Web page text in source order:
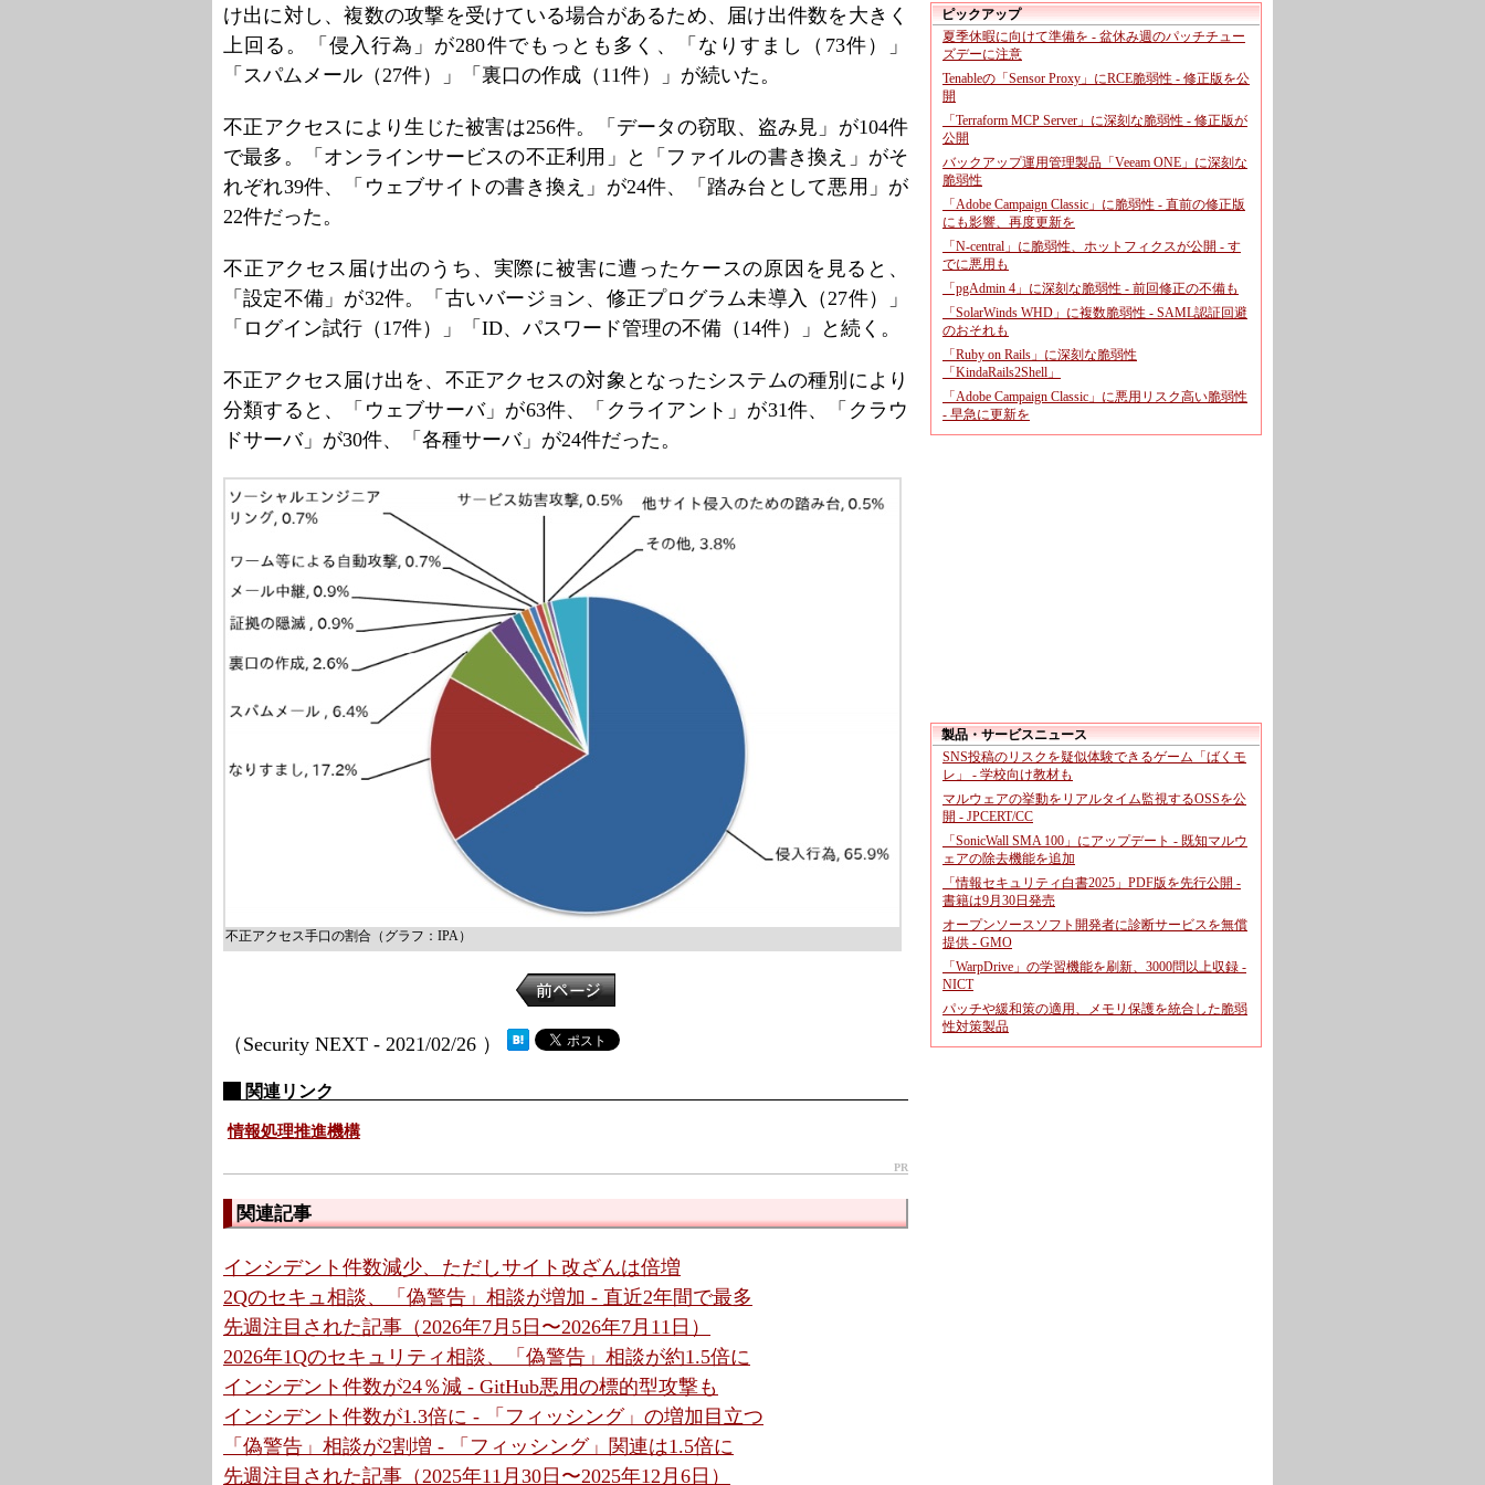
け出に対し、複数の攻撃を受けている場合があるため、届け出件数を大きく
上回る。「侵入行為」が280件でもっとも多く、「なりすまし（73件）」
「スパムメール（27件）」「裏口の作成（11件）」が続いた。
不正アクセスにより生じた被害は256件。「データの窃取、盗み見」が104件
で最多。「オンラインサービスの不正利用」と「ファイルの書き換え」がそ
れぞれ39件、「ウェブサイトの書き換え」が24件、「踏み台として悪用」が
22件だった。
不正アクセス届け出のうち、実際に被害に遭ったケースの原因を見ると、
「設定不備」が32件。「古いバージョン、修正プログラム未導入（27件）」
「ログイン試行（17件）」「ID、パスワード管理の不備（14件）」と続く。
不正アクセス届け出を、不正アクセスの対象となったシステムの種別により
分類すると、「ウェブサーバ」が63件、「クライアント」が31件、「クラウ
ドサーバ」が30件、「各種サーバ」が24件だった。
不正アクセス手口の割合（グラフ：IPA）
（Security NEXT - 2021/02/26 ）
関連リンク
情報処理推進機構
PR
関連記事
インシデント件数減少、ただしサイト改ざんは倍増
2Qのセキュ相談、「偽警告」相談が増加 - 直近2年間で最多
先週注目された記事（2026年7月5日〜2026年7月11日）
2026年1Qのセキュリティ相談、「偽警告」相談が約1.5倍に
インシデント件数が24％減 - GitHub悪用の標的型攻撃も
インシデント件数が1.3倍に - 「フィッシング」の増加目立つ
「偽警告」相談が2割増 - 「フィッシング」関連は1.5倍に
先週注目された記事（2025年11月30日〜2025年12月6日）
ピックアップ
夏季休暇に向けて準備を - 盆休み週のパッチチュー
ズデーに注意
Tenableの「Sensor Proxy」にRCE脆弱性 - 修正版を公
開
「Terraform MCP Server」に深刻な脆弱性 - 修正版が
公開
バックアップ運用管理製品「Veeam ONE」に深刻な
脆弱性
「Adobe Campaign Classic」に脆弱性 - 直前の修正版
にも影響、再度更新を
「N-central」に脆弱性、ホットフィクスが公開 - す
でに悪用も
「pgAdmin 4」に深刻な脆弱性 - 前回修正の不備も
「SolarWinds WHD」に複数脆弱性 - SAML認証回避
のおそれも
「Ruby on Rails」に深刻な脆弱性
「KindaRails2Shell」
「Adobe Campaign Classic」に悪用リスク高い脆弱性
- 早急に更新を
製品・サービスニュース
SNS投稿のリスクを疑似体験できるゲーム「ばくモ
レ」 - 学校向け教材も
マルウェアの挙動をリアルタイム監視するOSSを公
開 - JPCERT/CC
「SonicWall SMA 100」にアップデート - 既知マルウ
ェアの除去機能を追加
「情報セキュリティ白書2025」PDF版を先行公開 -
書籍は9月30日発売
オープンソースソフト開発者に診断サービスを無償
提供 - GMO
「WarpDrive」の学習機能を刷新、3000問以上収録 -
NICT
パッチや緩和策の適用、メモリ保護を統合した脆弱
性対策製品